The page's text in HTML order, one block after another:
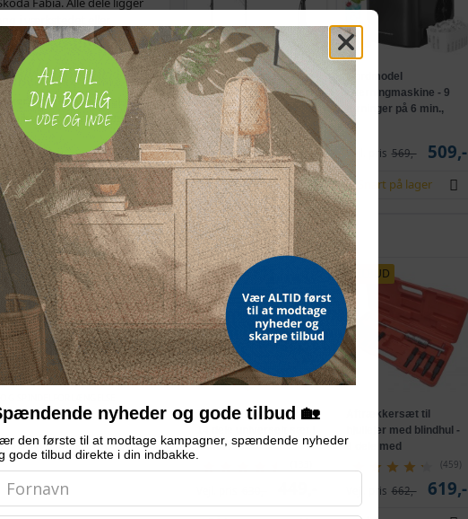
i værkstedet eller
til en kontrolleret ud-
og den erfarne
vw polo 9n
til mekanisk spindel
SPINDELFORLÆNGELSE
og
Hængeparasols med
solcelledrevne LED-lys,
3 m - grå, med krydsfod
og krank, UPF 50+
Vejl. pris 709,- 579,-
På lager
Bordmodel
isterningmaskine - 9
terninger på 6 min.,
selvrensende, sort
Vejl. pris 569,- 509,-
Snart på lager
ALTERNATIVE VARER
TILBUD
Testsæt til kølertryk -
kuffert
TILBUD
Aftrækkersæt til
hjullejer med blindhul -
9 dele med
glidehammer
(459)
Vejl. pris 662,- 619,-
nyheder og gode tilbud 🏡
den første til at modtage kampagner, spændende nyheder
gode tilbud direkte i din indbakke.